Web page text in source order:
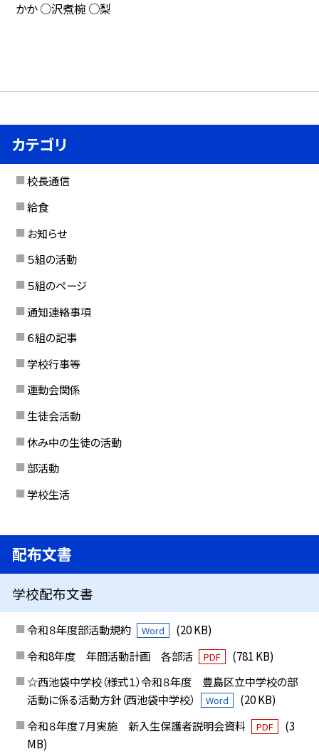
かか ○沢煮椀 ○梨
カテゴリ
校長通信
給食
お知らせ
５組の活動
５組のページ
通知連絡事項
６組の記事
学校行事等
運動会関係
生徒会活動
休み中の生徒の活動
部活動
学校生活
配布文書
学校配布文書
令和８年度部活動規約 Word
(20 KB)
令和8年度 年間活動計画 各部活
PDF
(781 KB)
☆西池袋中学校（様式１）令和８年度 豊島区立中学校の部
活動に係る活動方針（西池袋中学校）
Word
(20 KB)
令和８年度７月実施 新入生保護者説明会資料
PDF
(3
MB)